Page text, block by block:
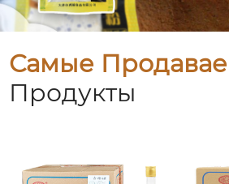
Самые
Продукты